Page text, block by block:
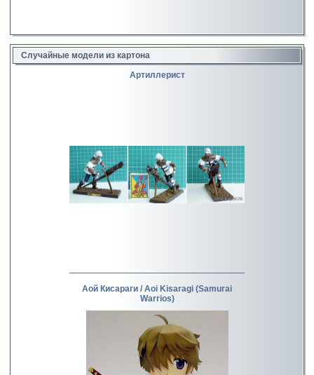
Случайные модели из картона
Артиллерист
Аой Кисараги / Aoi Kisaragi (Samurai
Warrios)